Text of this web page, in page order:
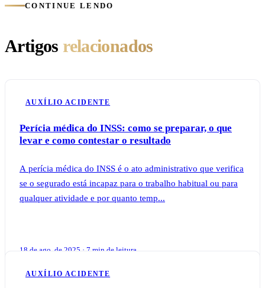
CONTINUE LENDO
Artigos relacionados
AUXÍLIO ACIDENTE
Perícia médica do INSS: como se preparar, o que
levar e como contestar o resultado
A perícia médica do INSS é o ato administrativo que verifica
se o segurado está incapaz para o trabalho habitual ou para
qualquer atividade e por quanto temp...
18 de ago. de 2025 · 7 min de leitura
AUXÍLIO ACIDENTE